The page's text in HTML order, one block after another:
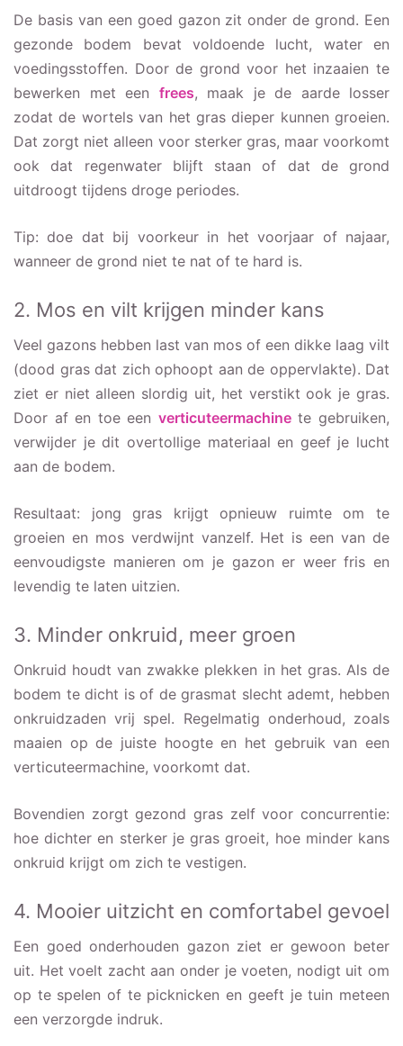
De basis van een goed gazon zit onder de grond. Een
gezonde bodem bevat voldoende lucht, water en
voedingsstoffen. Door de grond voor het inzaaien te
bewerken met een frees, maak je de aarde losser
zodat de wortels van het gras dieper kunnen groeien.
Dat zorgt niet alleen voor sterker gras, maar voorkomt
ook dat regenwater blijft staan of dat de grond
uitdroogt tijdens droge periodes.
Tip: doe dat bij voorkeur in het voorjaar of najaar,
wanneer de grond niet te nat of te hard is.
2. Mos en vilt krijgen minder kans
Veel gazons hebben last van mos of een dikke laag vilt
(dood gras dat zich ophoopt aan de oppervlakte). Dat
ziet er niet alleen slordig uit, het verstikt ook je gras.
Door af en toe een verticuteermachinete gebruiken,
verwijder je dit overtollige materiaal en geef je lucht
aan de bodem.
Resultaat: jong gras krijgt opnieuw ruimte om te
groeien en mos verdwijnt vanzelf. Het is een van de
eenvoudigste manieren om je gazon er weer fris en
levendig te laten uitzien.
3. Minder onkruid, meer groen
Onkruid houdt van zwakke plekken in het gras. Als de
bodem te dicht is of de grasmat slecht ademt, hebben
onkruidzaden vrij spel. Regelmatig onderhoud, zoals
maaien op de juiste hoogte en het gebruik van een
verticuteermachine, voorkomt dat.
Bovendien zorgt gezond gras zelf voor concurrentie:
hoe dichter en sterker je gras groeit, hoe minder kans
onkruid krijgt om zich te vestigen.
4. Mooier uitzicht en comfortabel gevoel
Een goed onderhouden gazon ziet er gewoon beter
uit. Het voelt zacht aan onder je voeten, nodigt uit om
op te spelen of te picknicken en geeft je tuin meteen
een verzorgde indruk.